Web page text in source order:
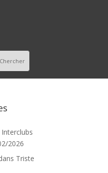
Interclubs
2026
Triste